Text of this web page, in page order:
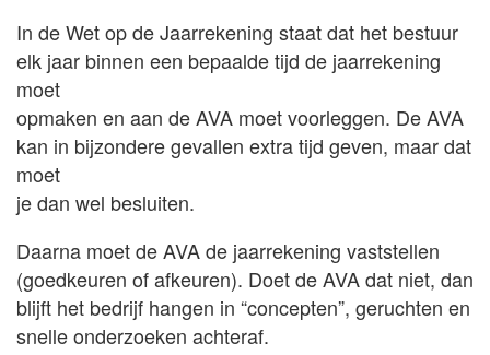
In de Wet op de Jaarrekening staat dat het bestuur
elk jaar binnen een bepaalde tijd de jaarrekening
moet
opmaken en aan de AVA moet voorleggen. De AVA
kan in bijzondere gevallen extra tijd geven, maar dat
moet
je dan wel besluiten.
Daarna moet de AVA de jaarrekening vaststellen
(goedkeuren of afkeuren). Doet de AVA dat niet, dan
blijft het bedrijf hangen in “concepten”, geruchten en
snelle onderzoeken achteraf.